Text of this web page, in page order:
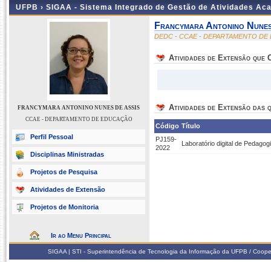
UFPB › SIGAA - Sistema Integrado de Gestão de Atividades
FRANCYMARA ANTONINO NUNES DE ASSIS
CCAE - DEPARTAMENTO DE EDUCAÇÃO
Perfil Pessoal
Disciplinas Ministradas
Projetos de Pesquisa
Atividades de Extensão
Projetos de Monitoria
Ir ao Menu Principal
Francymara Antonino
DEDC - CCAE - DEPARTAMENTO DE
Atividades de Extensão que
Atividades de Extensão das
Código Título
PJ159-
2022
Laboratório digital de
SIGAA | STI - Superintendência de Tecnologia da Informação da UFPB /